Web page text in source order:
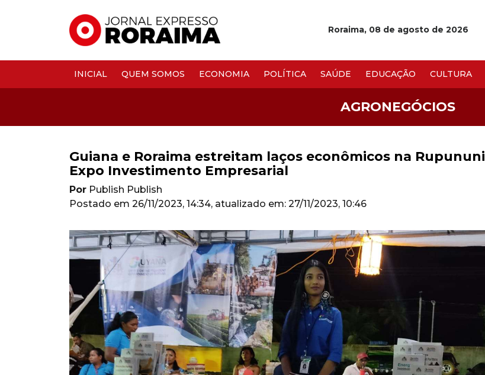
Roraima, 08 de agosto de 2026
INICIAL QUEM SOMOS ECONOMIA POLÍTICA SAÚDE EDUCAÇÃO CULTURA
AGRONEGÓCIOS
Guiana e Roraima estreitam laços econômicos na Rupununi
Expo Investimento Empresarial
Por Publish Publish
Postado em 26/11/2023, 14:34, atualizado em: 27/11/2023, 10:46